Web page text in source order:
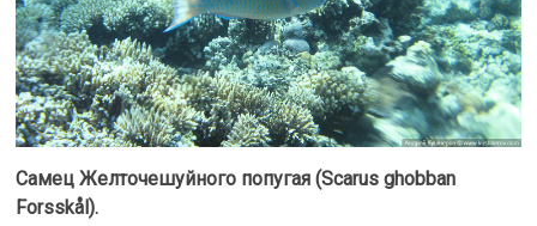
Самец Желточешуйного попугая (Scarus ghobban
Forsskål).